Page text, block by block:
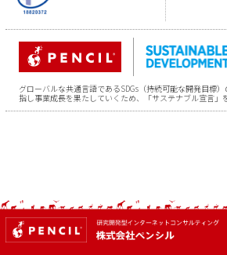
グローバルな共通言語であるSDGs（持続可能な開発目標
指し事業成長を果たしていくため、「サステナブル宣言」